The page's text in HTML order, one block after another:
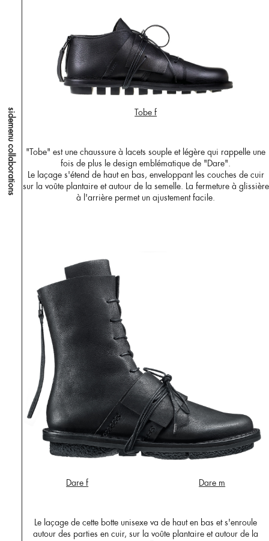
sidemenu collaborations Tobe f
"Tobe" est une chaussure à lacets souple et légère qui rappelle une
fois de plus le design emblématique de "Dare".
Le laçage s'étend de haut en bas, enveloppant les couches de cuir
sur la voûte plantaire et autour de la semelle. La fermeture à glissière
à l'arrière permet un ajustement facile.
Dare f Dare m
Le laçage de cette botte unisexe va de haut en bas et s'enroule
autour des parties en cuir, sur la voûte plantaire et autour de la